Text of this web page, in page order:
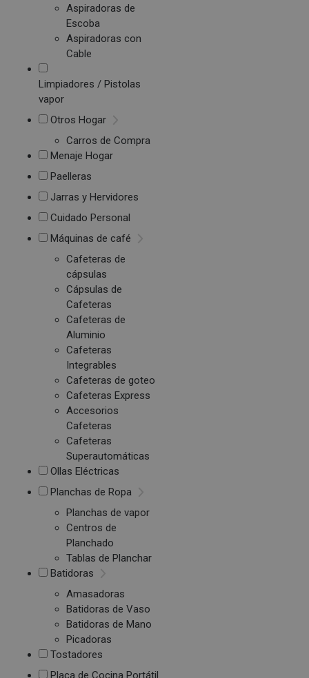
Aspiradoras de
Escoba
Aspiradoras con
Cable
Limpiadores / Pistolas
vapor
Otros Hogar
Carros de Compra
Menaje Hogar
Paelleras
Jarras y Hervidores
Cuidado Personal
Máquinas de café
Cafeteras de
cápsulas
Cápsulas de
Cafeteras
Cafeteras de
Aluminio
Cafeteras
Integrables
Cafeteras de goteo
Cafeteras Express
Accesorios
Cafeteras
Cafeteras
Superautomáticas
Ollas Eléctricas
Planchas de Ropa
Planchas de vapor
Centros de
Planchado
Tablas de Planchar
Batidoras
Amasadoras
Batidoras de Vaso
Batidoras de Mano
Picadoras
Tostadores
Placa de Cocina Portátil